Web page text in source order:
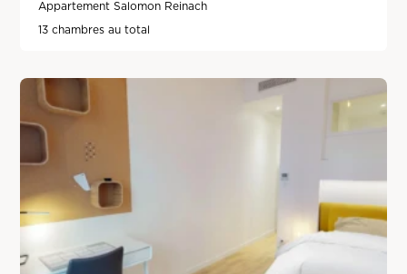
Appartement Salomon Reinach
13 chambres au total